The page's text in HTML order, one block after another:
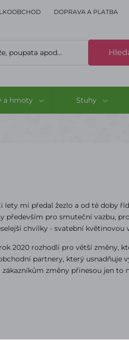
DOPRAVA A PLATBA
a hmoty Stuhy
lety mi předal žezlo a od té doby
především pro smuteční vazbu,
chvilky - svatební květinovou
2020 rozhodli pro větší změny,
partnery, který usnadňuje
změny přinesou jen to